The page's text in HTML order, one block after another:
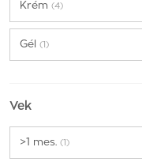
Krém (4)
Gél (1)
Vek
>1 mes. (1)